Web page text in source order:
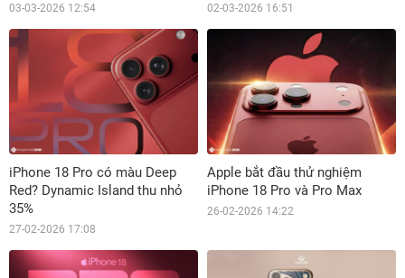
03-03-2026 12:54 02-03-2026 16:51
iPhone 18 Pro có màu Deep
Red? Dynamic Island thu nhỏ
35%
27-02-2026 17:08
Apple bắt đầu thử nghiệm
iPhone 18 Pro và Pro Max
26-02-2026 14:22